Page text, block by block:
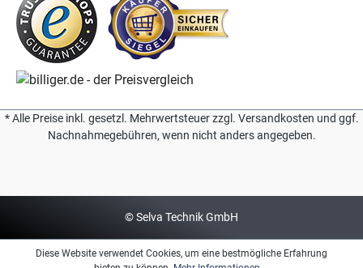
* Alle Preise inkl. gesetzl. Mehrwertsteuer zzgl. Versandkosten und ggf.
Nachnahmegebühren, wenn nicht anders angegeben.
© Selva Technik GmbH
Diese Website verwendet Cookies, um eine bestmögliche Erfahrung